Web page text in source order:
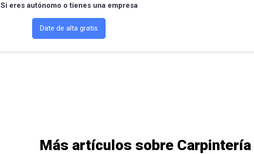
Si eres autónomo o tienes una empresa
Date de alta gratis
Más artículos sobre Carpintería